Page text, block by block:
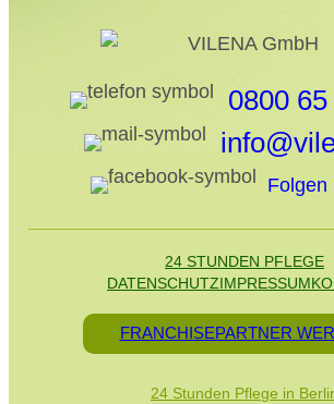
0800
Folgen
24 STUNDEN PFLEGE
DATENSCHUTZIMPRESSUM
FRANCHISEPARTNER
24 Stunden Pflege in